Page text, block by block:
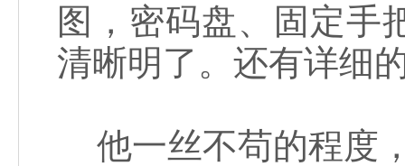
图，密码盘、固定手
清晰明了。还有详细
他一丝不苟的程度